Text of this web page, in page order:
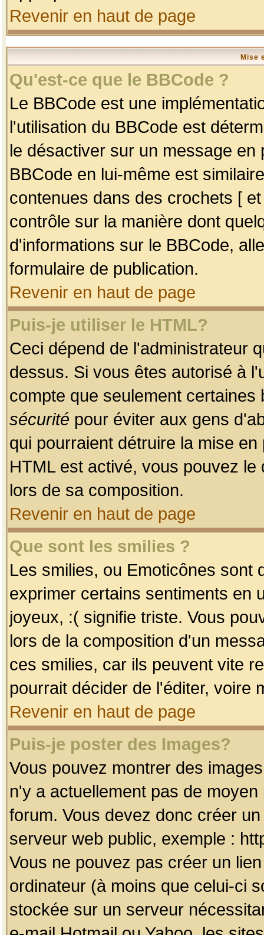
Revenir en haut de page
Mise
Qu'est-ce que le BBCode ?
Le BBCode est une
l'utilisation du BBCode est
le désactiver sur un message
BBCode en lui-même est
contenues dans des crochets [
contrôle sur la manière dont
d'informations sur le BBCode,
formulaire de publication.
Revenir en haut de page
Puis-je utiliser le HTML?
Ceci dépend de l'administrateur
dessus. Si vous êtes autorisé à
compte que seulement
sécurité pour éviter aux gens
qui pourraient détruire la mise
HTML est activé, vous pouvez
lors de sa composition.
Revenir en haut de page
Que sont les smilies ?
Les smilies, ou Emoticônes sont
exprimer certains sentiments en
joyeux, :( signifie triste. Vous
lors de la composition d'un
ces smilies, car ils peuvent vite
pourrait décider de l'éditer, voire
Revenir en haut de page
Puis-je poster des Images?
Vous pouvez montrer des
n'y a actuellement pas de
forum. Vous devez donc créer
serveur web public, exemple :
Vous ne pouvez pas créer un
ordinateur (à moins que celui-ci
stockée sur un serveur